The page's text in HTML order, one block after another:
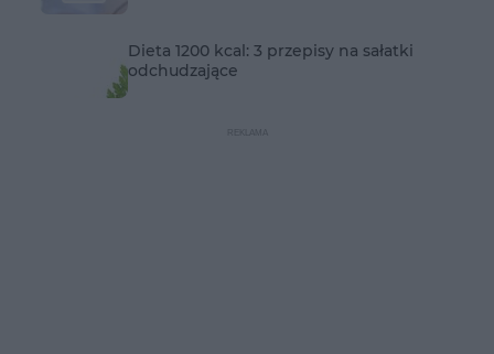
Dieta 1200 kcal: 3 przepisy na sałatki
odchudzające